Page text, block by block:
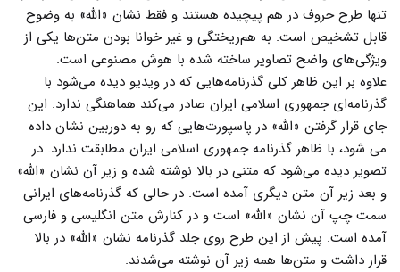
تنها طرح حروف در هم پیچیده هستند و فقط نشان «الله» به وضوح
قابل تشخیص است. به هم‌ریختگی و غیر خوانا بودن متن‌ها یکی از
ویژگی‌های واضح تصاویر ساخته شده با هوش مصنوعی است.
علاوه بر این ظاهر کلی گذرنامه‌هایی که در ویدیو دیده می‌شود با
گذرنامه‌ای جمهوری اسلامی ایران صادر می‌کند هماهنگی ندارد. این
جای قرار گرفتن «الله» در پاسپورت‌هایی که رو به دوربین نشان داده
می شود، با ظاهر گذرنامه جمهوری اسلامی ایران مطابقت ندارد. در
تصویر دیده می‌شود که متنی در بالا نوشته شده و زیر آن نشان «الله»
و بعد زیر آن متن دیگری آمده است. در حالی که گذرنامه‌های ایرانی
سمت چپ آن نشان «الله» است و در کنارش متن انگلیسی و فارسی
آمده است. پیش از این طرح روی جلد گذرنامه نشان «الله» در بالا
قرار داشت و متن‌ها همه زیر آن نوشته می‌شدند.